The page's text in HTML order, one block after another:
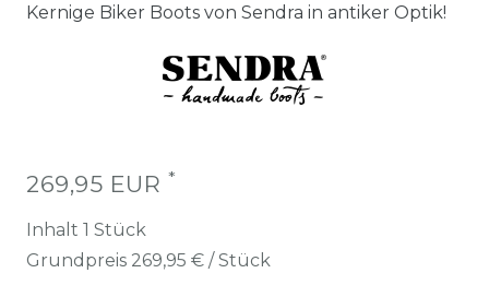
Kernige Biker Boots von Sendra in antiker Optik!
269,95 EUR *
Inhalt 1 Stück
Grundpreis 269,95 € / Stück